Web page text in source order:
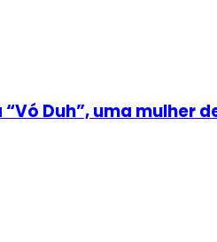
Duh”, uma mulher